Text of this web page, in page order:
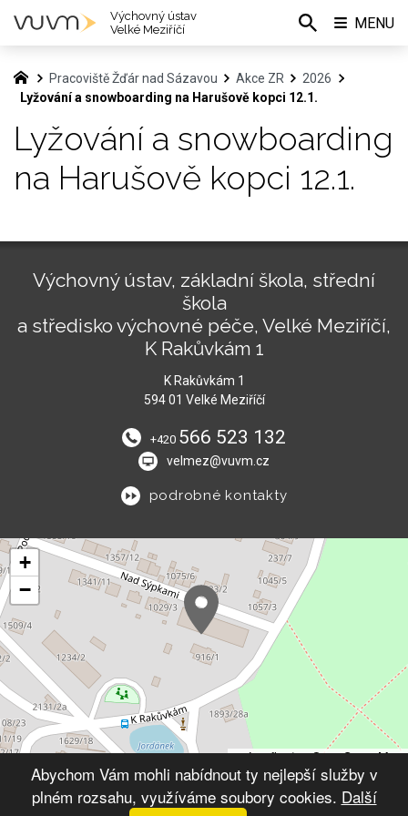
Pracoviště Žďár nad Sázavou Akce ZR
2026
Lyžování a snowboarding na Harušově kopci 12.1.
Lyžování a snowboarding
na Harušově kopci 12.1.
Výchovný ústav, základní škola, střední
škola
a středisko výchovné péče, Velké Meziříčí,
K Rakůvkám 1
K Rakůvkám 1
594 01 Velké Meziříčí
+420 566 523 132
velmez@vuvm.cz
podrobné kontakty
+
−
Leaflet | © OpenStreetMap
© 2026 Výchovný ústav Velké Meziříčí
Výchovný ústav
Velké Meziříčí
MENU
Abychom Vám mohli nabídnout ty nejlepší služby v
plném rozsahu, využíváme soubory cookies. Další